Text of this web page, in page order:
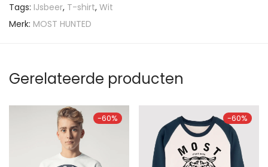
Tags: IJsbeer, T-shirt, Wit
Merk: MOST HUNTED
Gerelateerde producten
-60% -60%